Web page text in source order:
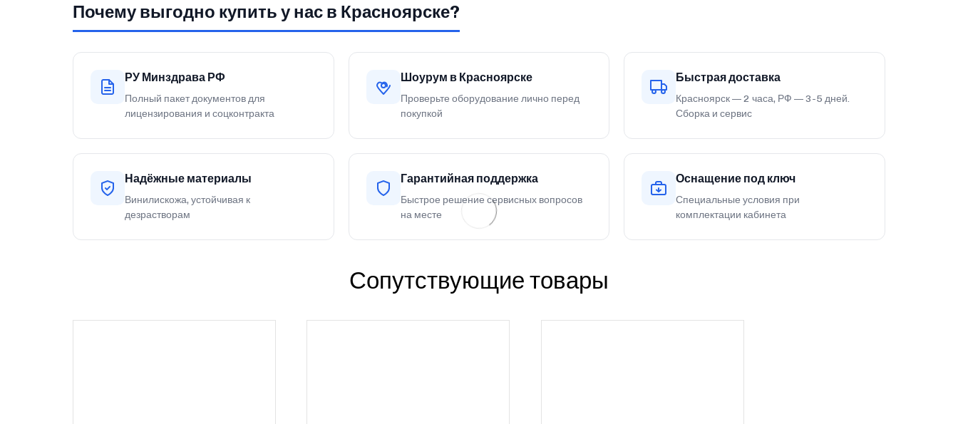
Почему выгодно купить у нас в Красноярске?
РУ Минздрава РФ
Полный пакет документов для
лицензирования и соцконтракта
Шоурум в Красноярске
Проверьте оборудование лично перед
покупкой
Быстрая доставка
Красноярск — 2 часа, РФ — 3-5 дней.
Сборка и сервис
Надёжные материалы
Винилискожа, устойчивая к
дезрастворам
Гарантийная поддержка
Быстрое решение сервисных вопросов
на месте
Оснащение под ключ
Специальные условия при
комплектации кабинета
Сопутствующие товары